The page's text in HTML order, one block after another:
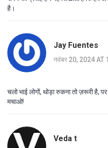
है।
Jay Fuentes
नवंबर 20, 2024 AT
चलो भाई लोगों, थोड़ा रुकना तो ज़रूरी है,
मचाओ!
Veda t